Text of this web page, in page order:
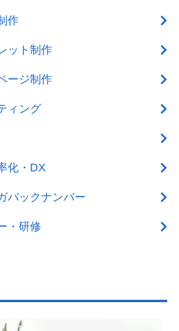
作
ット制作
ージ制作
ィング
化・DX
バックナンバー
・研修